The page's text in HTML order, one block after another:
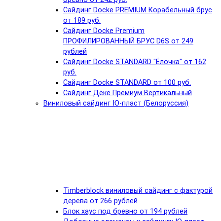
Сайдинг Docke PREMIUM Корабельный брус
от 189 руб.
Сайдинг Docke Premium
ПРОФИЛИРОВАННЫЙ БРУС D6S от 249
рублей
Сайдинг Docke STANDARD "Ёлочка" от 162
руб.
Сайдинг Docke STANDARD от 100 руб.
Сайдинг Дёке Премиум Вертикальный
Виниловый сайдинг Ю-пласт (Белоруссия)
Timberblock виниловый сайдинг с фактурой
дерева от 266 рублей
Блок хаус под бревно от 194 рублей